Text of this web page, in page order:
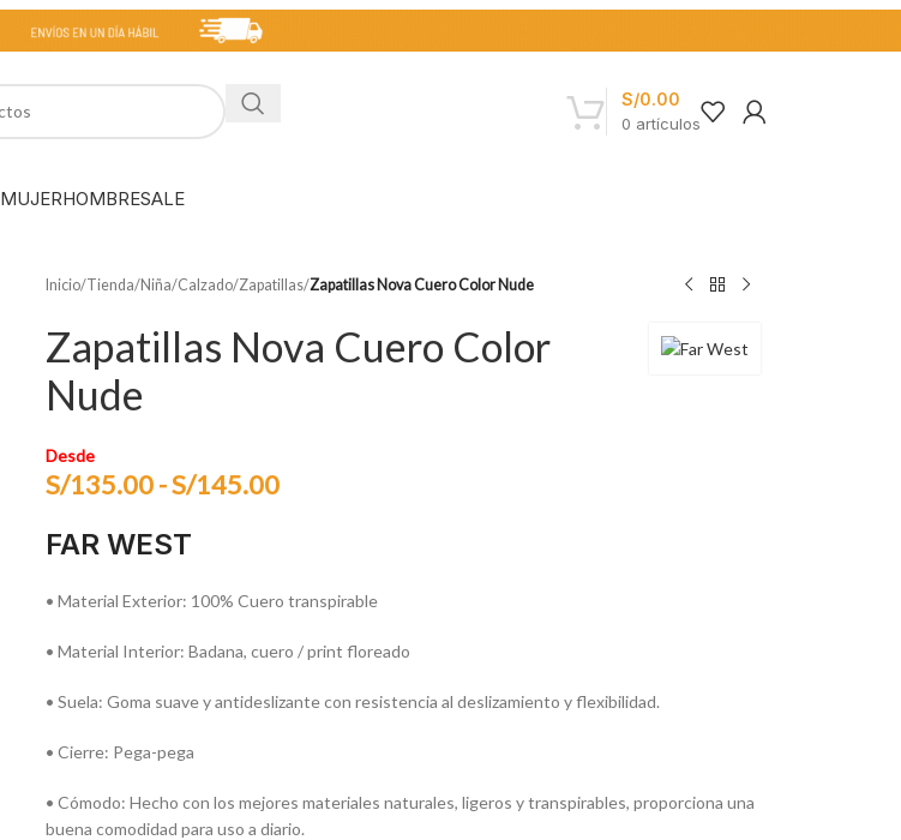
0 artículos
S/0.00
MUJERHOMBRESALE
Inicio/Tienda/Niña/Calzado/Zapatillas/Zapatillas Nova Cuero Color Nude
Zapatillas Nova Cuero Color
Nude
Desde
S/135.00-S/145.00
FAR WEST
• Material Exterior: 100% Cuero transpirable
• Material Interior: Badana, cuero / print floreado
• Suela: Goma suave y antideslizante con resistencia al deslizamiento y flexibilidad.
• Cierre: Pega-pega
• Cómodo: Hecho con los mejores materiales naturales, ligeros y transpirables, proporciona una
buena comodidad para uso a diario.